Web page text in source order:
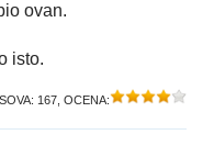
ovan.
isto.
167 , OCENA: